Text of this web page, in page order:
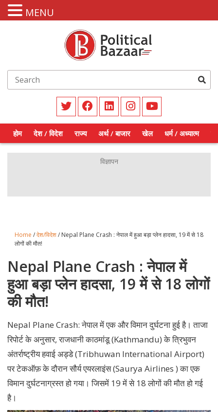
होम देश / विदेश राज्य अर्थ / बाजार खेल धर्म / अध्यात्म
Home /देश/विदेश/ Nepal Plane Crash : नेपाल में हुआ बड़ा प्लेन हादसा, 19 में से 18
लोगों की मौत!
Nepal Plane Crash : नेपाल में
हुआ बड़ा प्लेन हादसा, 19 में से 18 लोगों
की मौत!
Nepal Plane Crash: नेपाल में एक और विमान दुर्घटना हुई है। ताजा
रिपोर्ट के अनुसार, राजधानी काठमांडू (Kathmandu) के त्रिभुवन
अंतर्राष्ट्रीय हवाई अड्डे (Tribhuwan International Airport)
पर टेकऑफ़ के दौरान सौर्य एयरलाइंस (Saurya Airlines ) का एक
विमान दुर्घटनाग्रस्त हो गया। जिसमें 19 में से 18 लोगों की मौत हो गई
है।
MENU